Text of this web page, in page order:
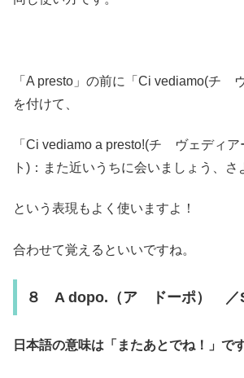
「A presto」の前に「Ci vediamo(チ
を付けて、
「Ci vediamo a presto!(チ ヴェディ
ト)：また近いうちに会いましょう、さ
という表現もよく使いますよ！
合わせて覚えるといいですね。
８ A dopo.（ア ドーポ） ／
日本語の意味は「またあとでね！」です